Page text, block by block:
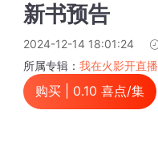
新书预告
2024-12-14 18:01:24
所属专辑： 我在火影开直播
购买 | 0.10 喜点/集